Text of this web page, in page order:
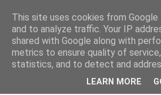
Blogue da
sexta-feira, 11 de janeiro de
Números e palavras de
This site uses cookies from
and to analyze traffic. Your IP
shared with Google along with
metrics to ensure quality of
statistics, and to detect and
LEARN MORE